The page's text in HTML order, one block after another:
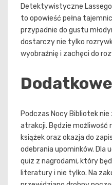
Detektywistyczne Lassego
to opowieść pełna
przypadnie do gustu
dostarczy nie tylko
wyobraźnię i zachęci do
Podczas Nocy Bibliotek
atrakcji. Będzie możliwość
książek oraz okazja do
odebrania upominków.
quiz z nagrodami, który
literatury i nie tylko. Na